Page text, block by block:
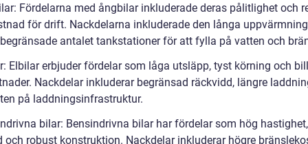
Fördelarna med ångbilar inkluderade deras pålitlighet och
för drift. Nackdelarna inkluderade den långa
antalet tankstationer för att fylla på vatten och
Elbilar erbjuder fördelar som låga utsläpp, tyst körning och
Nackdelar inkluderar begränsad räckvidd, längre
på laddningsinfrastruktur.
bilar: Bensindrivna bilar har fördelar som hög
och robust konstruktion. Nackdelar inkluderar högre